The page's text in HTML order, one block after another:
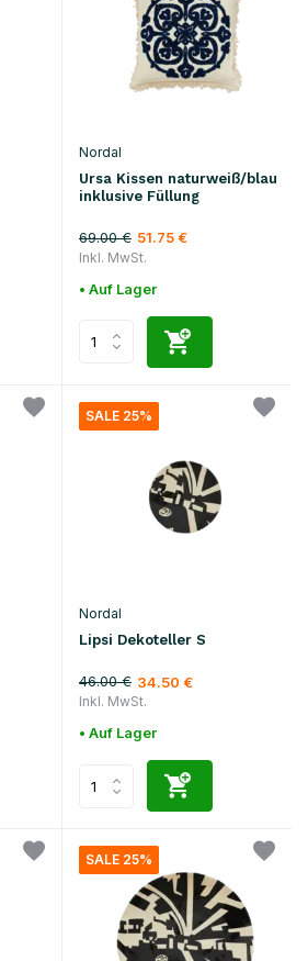
Nordal
Ursa Kissen naturweiß/blau
inklusive Füllung
69.00 € 51.75 €
Inkl. MwSt.
• Auf Lager
SALE 25%
Nordal
Lipsi Dekoteller S
46.00 € 34.50 €
Inkl. MwSt.
• Auf Lager
SALE 25%